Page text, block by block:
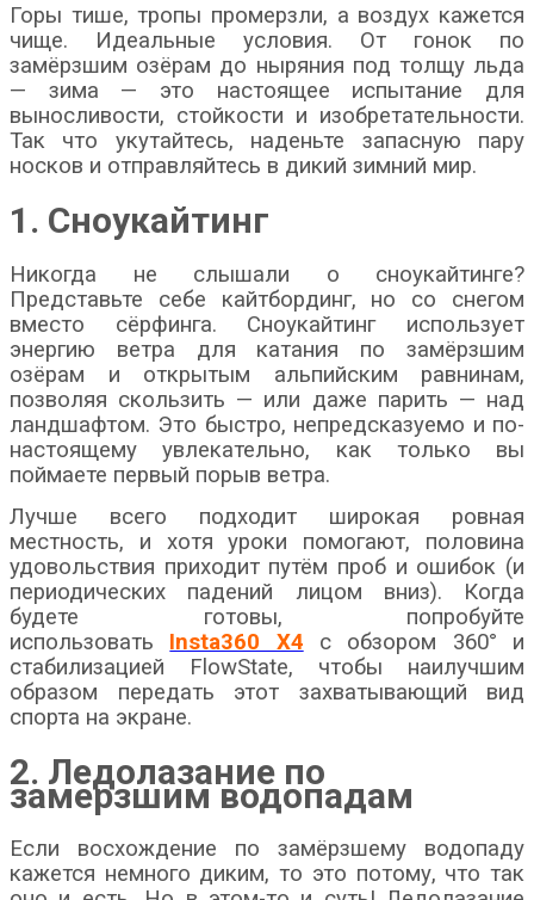
Горы тише, тропы промерзли, а воздух кажется
чище. Идеальные условия. От гонок по
замёрзшим озёрам до ныряния под толщу льда
— зима — это настоящее испытание для
выносливости, стойкости и изобретательности.
Так что укутайтесь, наденьте запасную пару
носков и отправляйтесь в дикий зимний мир.
1. Сноукайтинг
Никогда не слышали о сноукайтинге?
Представьте себе кайтбординг, но со снегом
вместо сёрфинга. Сноукайтинг использует
энергию ветра для катания по замёрзшим
озёрам и открытым альпийским равнинам,
позволяя скользить — или даже парить — над
ландшафтом. Это быстро, непредсказуемо и по-
настоящему увлекательно, как только вы
поймаете первый порыв ветра.
Лучше всего подходит широкая ровная
местность, и хотя уроки помогают, половина
удовольствия приходит путём проб и ошибок (и
периодических падений лицом вниз). Когда
будете готовы, попробуйте
использовать Insta360 X4 с обзором 360° и
стабилизацией FlowState, чтобы наилучшим
образом передать этот захватывающий вид
спорта на экране.
2. Ледолазание по
замерзшим водопадам
Если восхождение по замёрзшему водопаду
кажется немного диким, то это потому, что так